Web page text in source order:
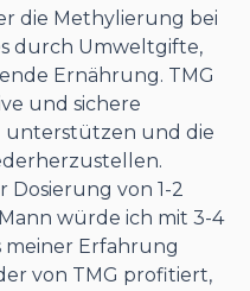
die Methylierung bei
durch Umweltgifte,
Ernährung. TMG
und sichere
unterstützen und die
Dosierung von 1-2
würde ich mit 3-4
meiner Erfahrung
von TMG profitiert,